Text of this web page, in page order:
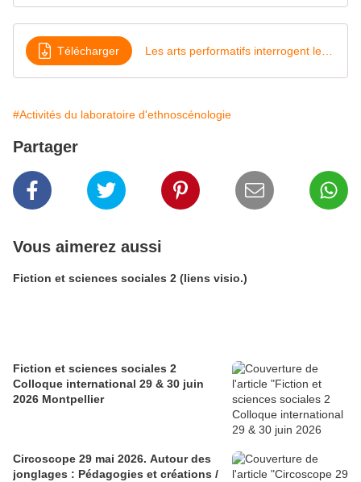
Télécharger
#Activités du laboratoire d'ethnoscénologie
Partager
Vous aimerez aussi
Fiction et sciences sociales 2 (liens visio.)
Fiction et sciences sociales 2
Colloque international 29 & 30 juin
2026 Montpellier
Circoscope 29 mai 2026. Autour des
jonglages : Pédagogies et créations /